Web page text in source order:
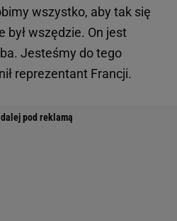
wszystko, aby tak się
był wszędzie. On jest
Jesteśmy do tego
reprezentant Francji.